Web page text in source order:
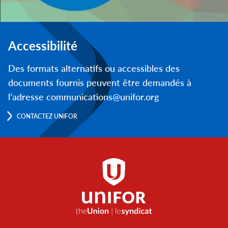
Accessibilité
Des formats alternatifs ou accessibles des
documents fournis peuvent être demandés à
l’adresse communications@unifor.org
CONTACTEZ UNIFOR